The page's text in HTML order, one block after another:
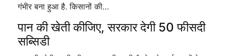
गंभीर बना हुआ है. किसानों की…
पान की खेती कीजिए, सरकार देगी 50 फीसदी
सब्सिडी